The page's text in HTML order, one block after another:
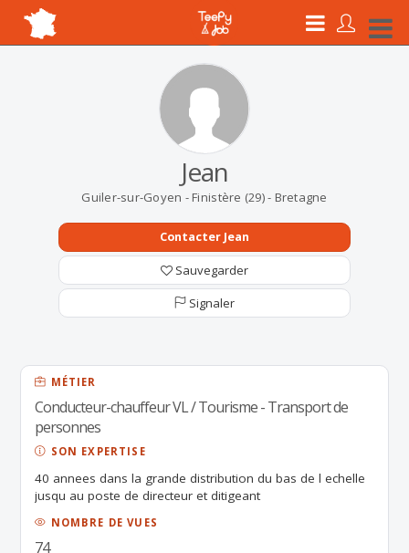
Jean
Guiler-sur-Goyen - Finistère (29) - Bretagne
Contacter Jean
Sauvegarder
Signaler
MÉTIER
Conducteur-chauffeur VL / Tourisme - Transport de
personnes
SON EXPERTISE
40 annees dans la grande distribution du bas de l echelle
jusqu au poste de directeur et ditigeant
NOMBRE DE VUES
74